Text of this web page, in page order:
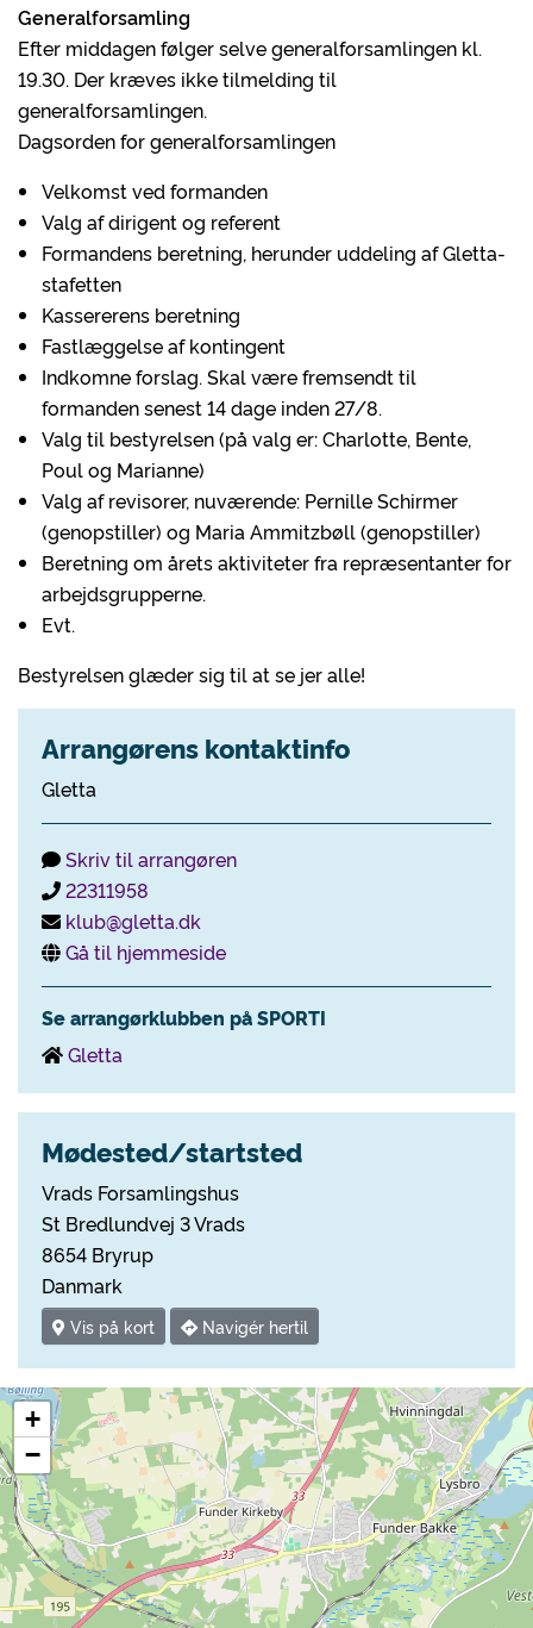
Generalforsamling
Efter middagen følger selve generalforsamlingen kl.
19.30. Der kræves ikke tilmelding til
generalforsamlingen.
Dagsorden for generalforsamlingen
Velkomst ved formanden
Valg af dirigent og referent
Formandens beretning, herunder uddeling af Gletta-
stafetten
Kassererens beretning
Fastlæggelse af kontingent
Indkomne forslag. Skal være fremsendt til
formanden senest 14 dage inden 27/8.
Valg til bestyrelsen (på valg er: Charlotte, Bente,
Poul og Marianne)
Valg af revisorer, nuværende: Pernille Schirmer
(genopstiller) og Maria Ammitzbøll (genopstiller)
Beretning om årets aktiviteter fra repræsentanter for
arbejdsgrupperne.
Evt.
Bestyrelsen glæder sig til at se jer alle!
Arrangørens kontaktinfo
Gletta
Skriv til arrangøren
22311958
klub@gletta.dk
Gå til hjemmeside
Se arrangørklubben på SPORTI
Gletta
Mødested/startsted
Vrads Forsamlingshus
St Bredlundvej 3 Vrads
8654 Bryrup
Danmark
Vis på kort Navigér hertil
+
−